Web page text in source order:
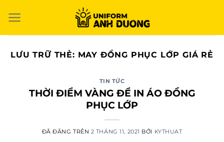
đến
LƯU TRỮ THẺ: MAY ĐỒNG PHỤC LỚP GIÁ RẺ
TIN TỨC
THỜI ĐIỂM VÀNG ĐỂ IN ÁO ĐỒNG
PHỤC LỚP
ĐÃ ĐĂNG TRÊN 2 THÁNG 11, 2021 BỞI KYTHUAT